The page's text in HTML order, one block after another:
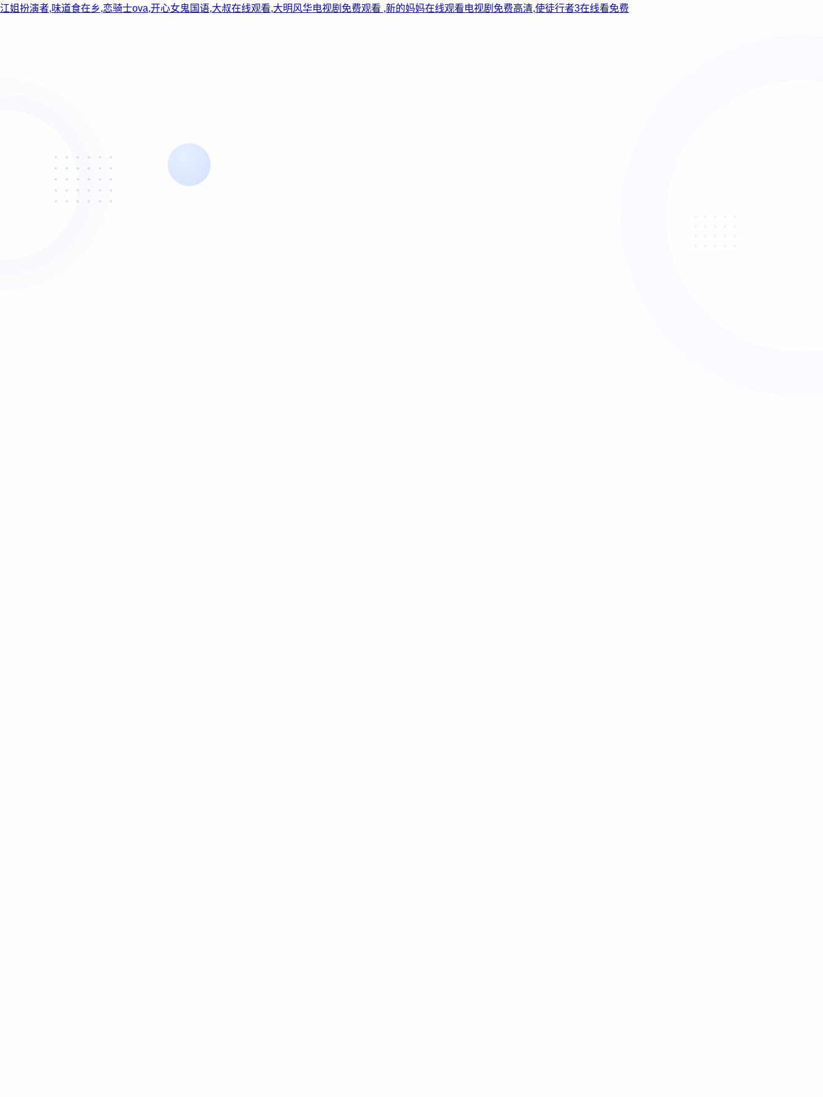
江姐扮演者,味道食在乡,恋骑士ova,开心女鬼国语,大叔在线观看,大明风华电视剧免费观看 ,新的妈妈在线观看电视剧免费高清,使徒行者3在线看免费